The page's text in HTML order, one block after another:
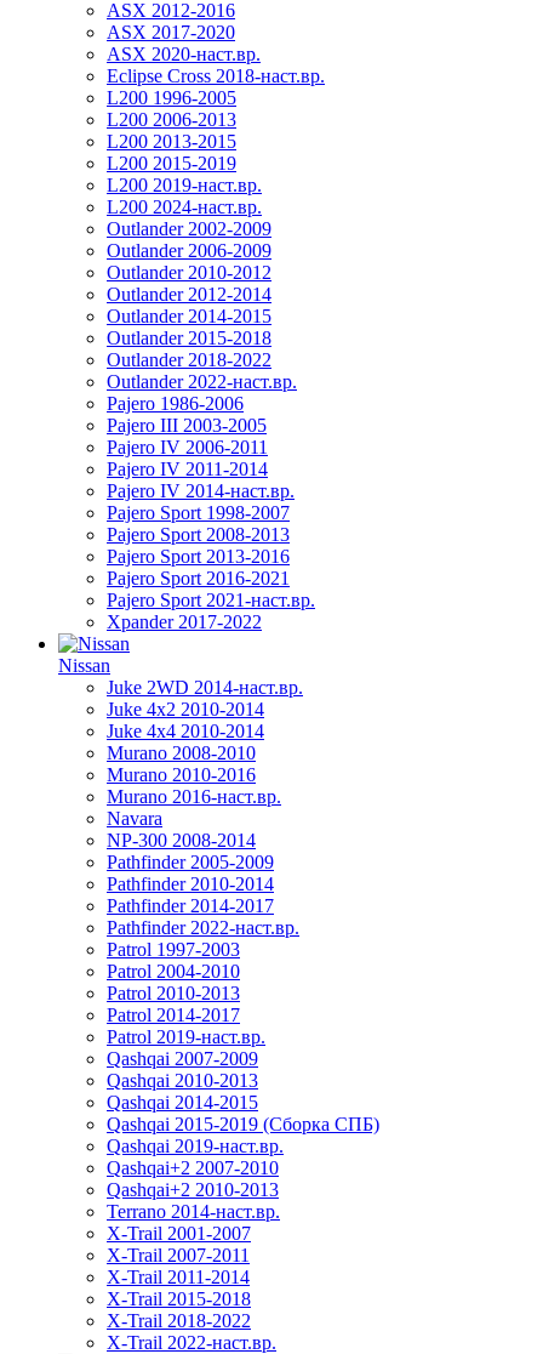
ASX 2012-2016
ASX 2017-2020
ASX 2020-наст.вр.
Eclipse Cross 2018-наст.вр.
L200 1996-2005
L200 2006-2013
L200 2013-2015
L200 2015-2019
L200 2019-наст.вр.
L200 2024-наст.вр.
Outlander 2002-2009
Outlander 2006-2009
Outlander 2010-2012
Outlander 2012-2014
Outlander 2014-2015
Outlander 2015-2018
Outlander 2018-2022
Outlander 2022-наст.вр.
Pajero 1986-2006
Pajero III 2003-2005
Pajero IV 2006-2011
Pajero IV 2011-2014
Pajero IV 2014-наст.вр.
Pajero Sport 1998-2007
Pajero Sport 2008-2013
Pajero Sport 2013-2016
Pajero Sport 2016-2021
Pajero Sport 2021-наст.вр.
Xpander 2017-2022
Nissan
Juke 2WD 2014-наст.вр.
Juke 4x2 2010-2014
Juke 4x4 2010-2014
Murano 2008-2010
Murano 2010-2016
Murano 2016-наст.вр.
Navara
NP-300 2008-2014
Pathfinder 2005-2009
Pathfinder 2010-2014
Pathfinder 2014-2017
Pathfinder 2022-наст.вр.
Patrol 1997-2003
Patrol 2004-2010
Patrol 2010-2013
Patrol 2014-2017
Patrol 2019-наст.вр.
Qashqai 2007-2009
Qashqai 2010-2013
Qashqai 2014-2015
Qashqai 2015-2019 (Сборка СПБ)
Qashqai 2019-наст.вр.
Qashqai+2 2007-2010
Qashqai+2 2010-2013
Terrano 2014-наст.вр.
X-Trail 2001-2007
X-Trail 2007-2011
X-Trail 2011-2014
X-Trail 2015-2018
X-Trail 2018-2022
X-Trail 2022-наст.вр.